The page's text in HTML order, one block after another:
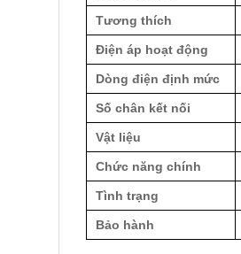
Tương thích
Điện áp hoạt động
Dòng điện định mức
Số chân kết nối
Vật liệu
Chức năng chính
Tình trạng
Bảo hành